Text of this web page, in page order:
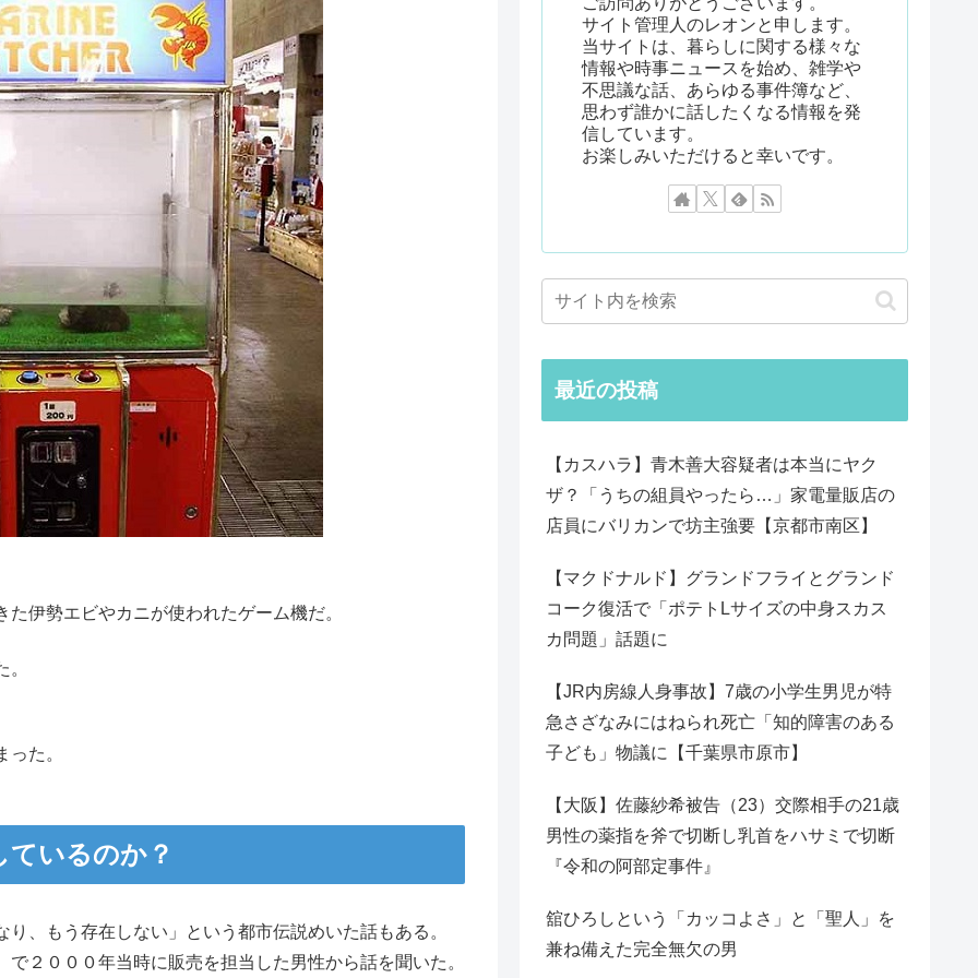
伊勢エビやカニが使われたゲーム機だ。
た。
いるのか？
、もう存在しない」という都市伝説めいた話もある。
２０００年当時に販売を担当した男性から話を聞いた。
サイト管理人のレオンと申します。
当サイトは、暮らしに関する様々な
情報や時事ニュースを始め、雑学や
不思議な話、あらゆる事件簿など、
思わず誰かに話したくなる情報を発
信しています。
お楽しみいただけると幸いです。
最近の投稿
【カスハラ】青木善大容疑者は本当にヤク
ザ？「うちの組員やったら…」家電量販店の
店員にバリカンで坊主強要【京都市南区】
【マクドナルド】グランドフライとグランド
コーク復活で「ポテトLサイズの中身スカス
カ問題」話題に
【JR内房線人身事故】7歳の小学生男児が特
急さざなみにはねられ死亡「知的障害のある
子ども」物議に【千葉県市原市】
【大阪】佐藤紗希被告（23）交際相手の21歳
男性の薬指を斧で切断し乳首をハサミで切断
『令和の阿部定事件』
舘ひろしという「カッコよさ」と「聖人」を
兼ね備えた完全無欠の男